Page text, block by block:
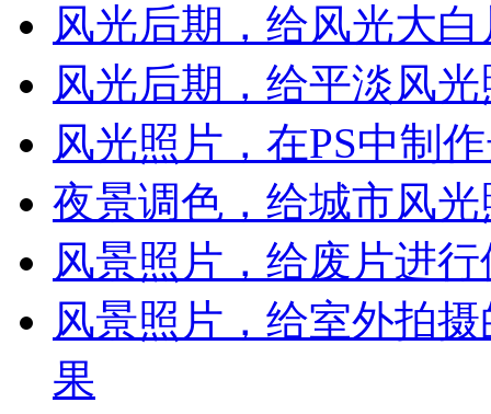
风光后期，给风光大
风光后期，给平淡风
风光照片，在PS中制
夜景调色，给城市风
风景照片，给废片进
风景照片，给室外拍
果